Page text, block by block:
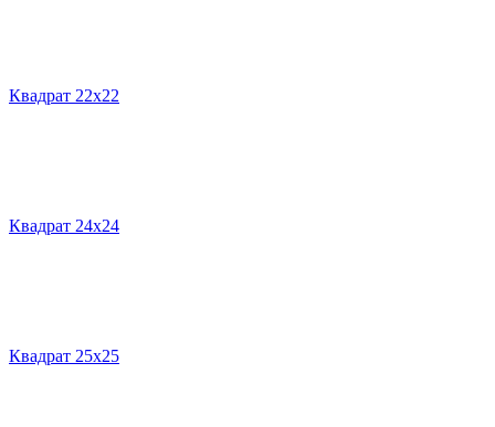
Квадрат 22х22
Квадрат 24х24
Квадрат 25х25